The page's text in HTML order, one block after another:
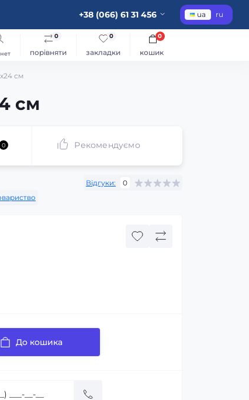
+38 (066) 61 31 456 ua ru
порівняти
0
закладки
0
кошик
0
см
см
0 Рекомендуємо
Відгуки: 0
До кошика